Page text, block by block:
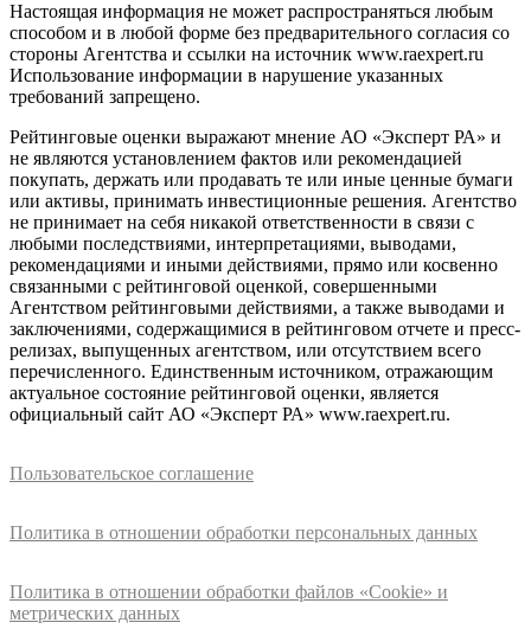
Настоящая информация не может распространяться любым
способом и в любой форме без предварительного согласия со
стороны Агентства и ссылки на источник www.raexpert.ru
Использование информации в нарушение указанных
требований запрещено.
Рейтинговые оценки выражают мнение АО «Эксперт РА» и
не являются установлением фактов или рекомендацией
покупать, держать или продавать те или иные ценные бумаги
или активы, принимать инвестиционные решения. Агентство
не принимает на себя никакой ответственности в связи с
любыми последствиями, интерпретациями, выводами,
рекомендациями и иными действиями, прямо или косвенно
связанными с рейтинговой оценкой, совершенными
Агентством рейтинговыми действиями, а также выводами и
заключениями, содержащимися в рейтинговом отчете и пресс-
релизах, выпущенных агентством, или отсутствием всего
перечисленного. Единственным источником, отражающим
актуальное состояние рейтинговой оценки, является
официальный сайт АО «Эксперт РА» www.raexpert.ru.
Пользовательское соглашение
Политика в отношении обработки персональных данных
Политика в отношении обработки файлов «Cookie» и
метрических данных